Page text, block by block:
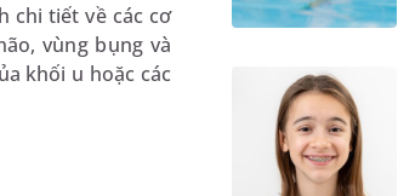
chi tiết về các cơ
vùng bụng và
khối u hoặc các